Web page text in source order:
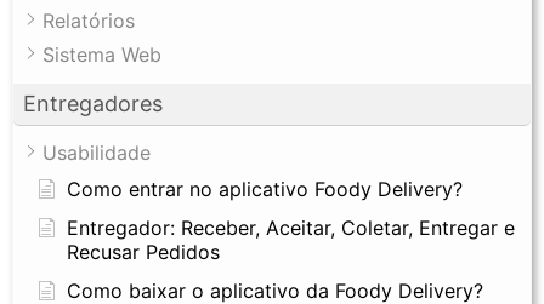
Relatórios
Sistema Web
Entregadores
Usabilidade
Como entrar no aplicativo Foody Delivery?
Entregador: Receber, Aceitar, Coletar, Entregar e
Recusar Pedidos
Como baixar o aplicativo da Foody Delivery?